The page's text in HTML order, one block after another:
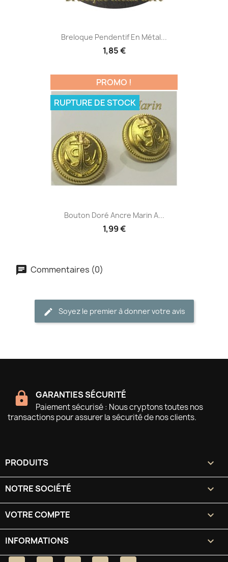
Breloque Pendentif En Métal...
1,85 €
Bouton Doré Ancre Marin A...
1,99 €
PROMO !
RUPTURE DE STOCK
Commentaires (0)
Soyez le premier à donner votre avis
GARANTIES SÉCURITÉ
Paiement sécurisé : Nous cryptons toutes nos
transactions pour assurer la sécurité de nos clients.
PRODUITS 
NOTRE SOCIÉTÉ 
VOTRE COMPTE 
INFORMATIONS keyboard_arrow_down